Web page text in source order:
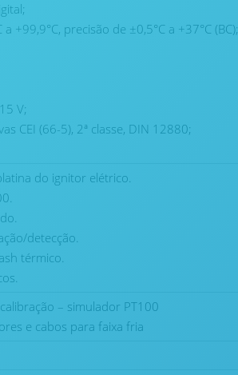
+99,9°C, precisão de ±0,5°C a +37°C (BC);
V;
CEI (66-5), 2ª classe, DIN 12880;
do ignitor elétrico.
detecção.
térmico.
– simulador PT100
e cabos para faixa fria